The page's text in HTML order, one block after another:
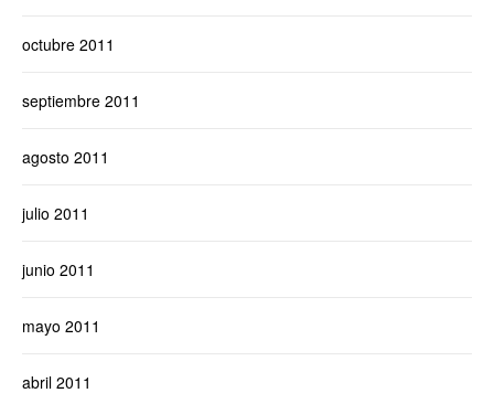
octubre 2011
septiembre 2011
agosto 2011
julio 2011
junio 2011
mayo 2011
abril 2011